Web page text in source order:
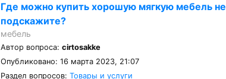
Где можно купить хорошую мягкую мебель не
подскажите?
мебель
Автор вопроса:cirtosakke
Опубликовано: 16 марта 2023, 21:07
Раздел вопросов:Товары и услуги